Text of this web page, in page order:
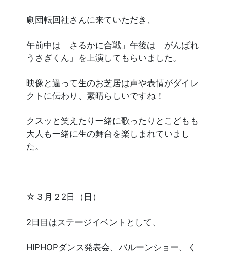
劇団転回社さんに来ていただき、
午前中は「さるかに合戦」午後は「がんばれ
うさぎくん」を上演してもらいました。
映像と違って生のお芝居は声や表情がダイレ
クトに伝わり、素晴らしいですね！
クスッと笑えたり一緒に歌ったりとこどもも
大人も一緒に生の舞台を楽しまれていまし
た。
☆３月２2日（日）
2日目はステージイベントとして、
HIPHOPダンス発表会、バルーンショー、く